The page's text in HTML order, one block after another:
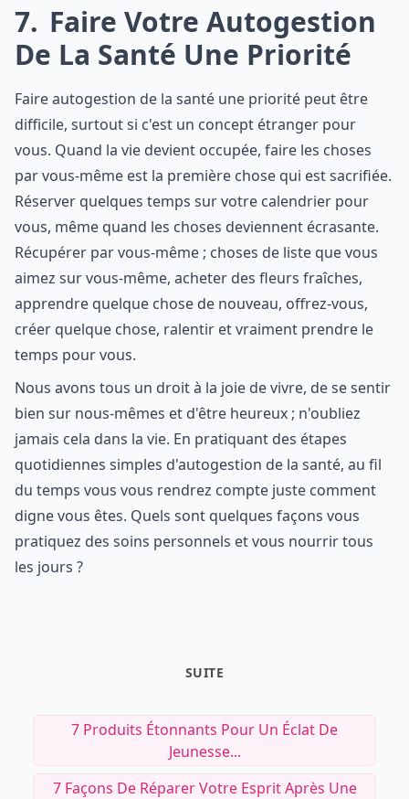
7 Faire Votre Autogestion
De La Santé Une Priorité
Faire autogestion de la santé une priorité peut être
difficile, surtout si c'est un concept étranger pour
vous. Quand la vie devient occupée, faire les choses
par vous-même est la première chose qui est sacrifiée.
Réserver quelques temps sur votre calendrier pour
vous, même quand les choses deviennent écrasante.
Récupérer par vous-même ; choses de liste que vous
aimez sur vous-même, acheter des fleurs fraîches,
apprendre quelque chose de nouveau, offrez-vous,
créer quelque chose, ralentir et vraiment prendre le
temps pour vous.
Nous avons tous un droit à la joie de vivre, de se sentir
bien sur nous-mêmes et d'être heureux ; n'oubliez
jamais cela dans la vie. En pratiquant des étapes
quotidiennes simples d'autogestion de la santé, au fil
du temps vous vous rendrez compte juste comment
digne vous êtes. Quels sont quelques façons vous
pratiquez des soins personnels et vous nourrir tous
les jours ?
SUITE
7 Produits Étonnants Pour Un Éclat De
Jeunesse...
7 Façons De Réparer Votre Esprit Après Une